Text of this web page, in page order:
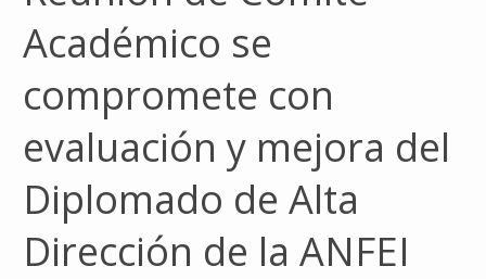
Reuniones y Conferencias
Reconocimientos
Publicaciones
Afiliación
Académico se
compromete con
evaluación y mejora del
Diplomado de Alta
Dirección de la ANFEI